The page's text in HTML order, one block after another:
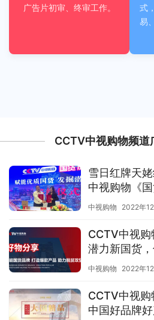
广告片初审、终审工作。
式
易
CCTV中视购物频道
雪日红牌天
中视购物《国
中视购物 2022年
CCTV中视
潜力新国货
销售！
中视购物 2022年
CCTV中视
中国好品牌